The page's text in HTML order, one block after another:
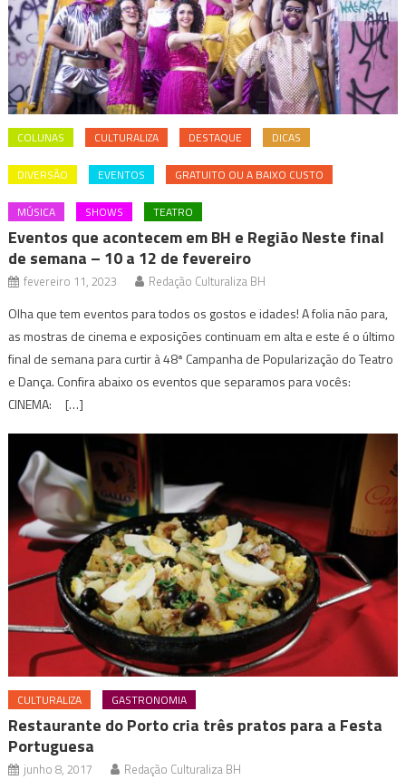
COLUNAS CULTURALIZA DESTAQUE DICAS
DIVERSÃO EVENTOS GRATUITO OU A BAIXO CUSTO
MÚSICA SHOWS TEATRO
Eventos que acontecem em BH e Região Neste final
de semana – 10 a 12 de fevereiro
fevereiro 11, 2023 Redação Culturaliza BH
Olha que tem eventos para todos os gostos e idades! A folia não para,
as mostras de cinema e exposições continuam em alta e este é o último
final de semana para curtir à 48ª Campanha de Popularização do Teatro
e Dança. Confira abaixo os eventos que separamos para vocês:
CINEMA: […]
CULTURALIZA GASTRONOMIA
Restaurante do Porto cria três pratos para a Festa
Portuguesa
junho 8, 2017 Redação Culturaliza BH